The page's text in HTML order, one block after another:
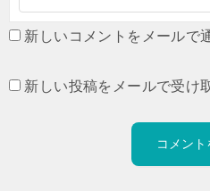
新しいコメントをメールで
新しい投稿をメールで受け